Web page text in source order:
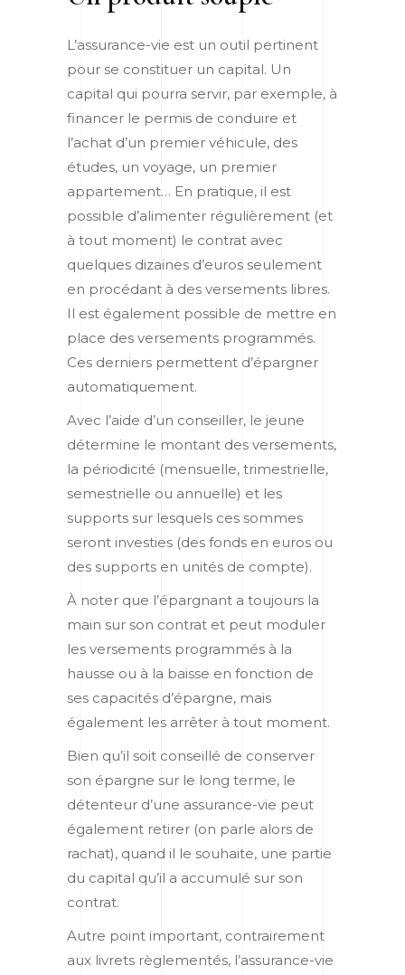
L’assurance-vie est un outil pertinent
pour se constituer un capital. Un
capital qui pourra servir, par exemple, à
financer le permis de conduire et
l’achat d’un premier véhicule, des
études, un voyage, un premier
appartement… En pratique, il est
possible d’alimenter régulièrement (et
à tout moment) le contrat avec
quelques dizaines d’euros seulement
en procédant à des versements libres.
Il est également possible de mettre en
place des versements programmés.
Ces derniers permettent d’épargner
automatiquement.
Avec l’aide d’un conseiller, le jeune
détermine le montant des versements,
la périodicité (mensuelle, trimestrielle,
semestrielle ou annuelle) et les
supports sur lesquels ces sommes
seront investies (des fonds en euros ou
des supports en unités de compte).
À noter que l’épargnant a toujours la
main sur son contrat et peut moduler
les versements programmés à la
hausse ou à la baisse en fonction de
ses capacités d’épargne, mais
également les arrêter à tout moment.
Bien qu’il soit conseillé de conserver
son épargne sur le long terme, le
détenteur d’une assurance-vie peut
également retirer (on parle alors de
rachat), quand il le souhaite, une partie
du capital qu’il a accumulé sur son
contrat.
Autre point important, contrairement
aux livrets règlementés, l’assurance-vie